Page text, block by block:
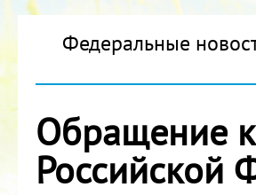
Федеральные
Обращение к
Российской